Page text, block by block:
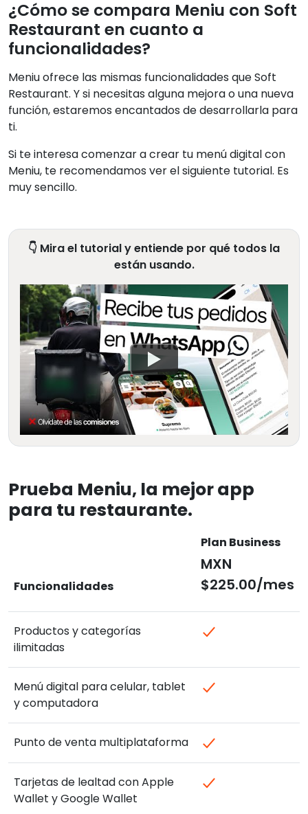
¿Cómo se compara Meniu con Soft
Restaurant en cuanto a
funcionalidades?
Meniu ofrece las mismas funcionalidades que Soft
Restaurant. Y si necesitas alguna mejora o una nueva
función, estaremos encantados de desarrollarla para
ti.
Si te interesa comenzar a crear tu menú digital con
Meniu, te recomendamos ver el siguiente tutorial. Es
muy sencillo.
👇 Mira el tutorial y entiende por qué todos la
están usando.
Prueba Meniu, la mejor app
para tu restaurante.
Funcionalidades
Plan Business
MXN
$225.00/mes
Productos y categorías
ilimitadas
Menú digital para celular, tablet
y computadora
Punto de venta multiplataforma
Tarjetas de lealtad con Apple
Wallet y Google Wallet